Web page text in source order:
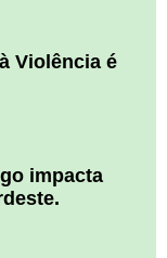
Violência é
impacta